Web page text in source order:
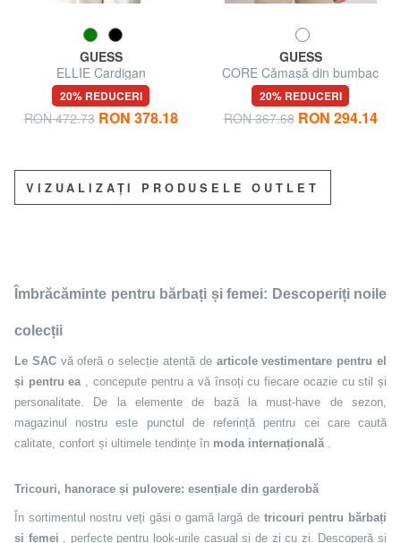
GUESS
ELLIE Cardigan
20% REDUCERI
RON 472.73 RON 378.18
GUESS
CORE Cămașă din bumbac
elastic
20% REDUCERI
RON 367.68 RON 294.14
VIZUALIZAȚI PRODUSELE OUTLET
Îmbrăcăminte pentru bărbați și femei: Descoperiți noile
colecții
Le SACvă oferă o selecție atentă de articole vestimentare pentru el
și pentru ea, concepute pentru a vă însoți cu fiecare ocazie cu stil și
personalitate. De la elemente de bază la must-have de sezon,
magazinul nostru este punctul de referință pentru cei care caută
calitate, confort și ultimele tendințe în moda internațională.
Tricouri, hanorace și pulovere: esențiale din garderobă
În sortimentul nostru veți găsi o gamă largă de tricouri pentru bărbați
și femei , perfecte pentru look-urile casual și de zi cu zi. Descoperă și